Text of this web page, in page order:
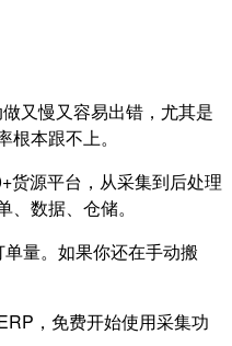
又慢又容易出错，尤其是
本跟不上。
货源平台，从采集到后处理
数据、仓储。
量。如果你还在手动搬
，免费开始使用采集功